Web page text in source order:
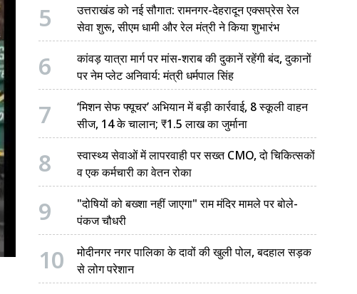
5
उत्तराखंड को नई सौगात: रामनगर-देहरादून एक्सप्रेस रेल
सेवा शुरू, सीएम धामी और रेल मंत्री ने किया शुभारंभ
6
कांवड़ यात्रा मार्ग पर मांस-शराब की दुकानें रहेंगी बंद, दुकानों
पर नेम प्लेट अनिवार्य: मंत्री धर्मपाल सिंह
7
‘मिशन सेफ फ्यूचर’ अभियान में बड़ी कार्रवाई, 8 स्कूली वाहन
सीज, 14 के चालान; ₹1.5 लाख का जुर्माना
8
स्वास्थ्य सेवाओं में लापरवाही पर सख्त CMO, दो चिकित्सकों
व एक कर्मचारी का वेतन रोका
9
"दोषियों को बख्शा नहीं जाएगा" राम मंदिर मामले पर बोले-
पंकज चौधरी
10
मोदीनगर नगर पालिका के दावों की खुली पोल, बदहाल सड़क
से लोग परेशान